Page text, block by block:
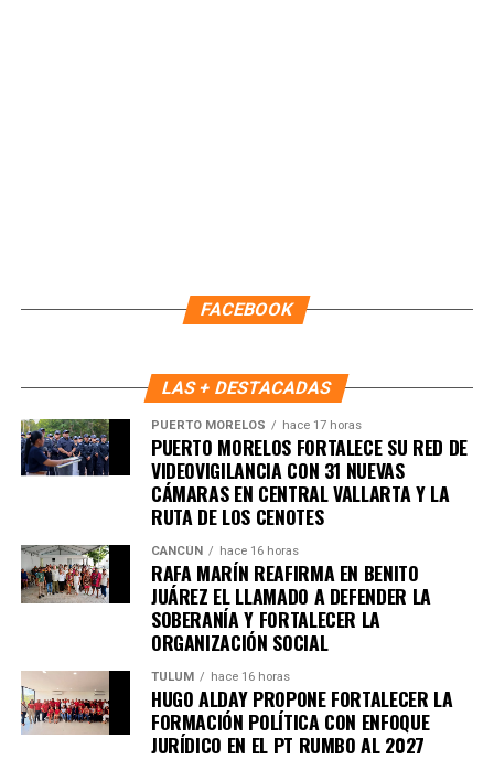
importantes de Quintana Roo directamente
en tu teléfono.
Unirme al canal de WhatsApp
FACEBOOK
LAS + DESTACADAS
PUERTO MORELOS hace 17 horas
PUERTO MORELOS FORTALECE SU RED DE
VIDEOVIGILANCIA CON 31 NUEVAS
CÁMARAS EN CENTRAL VALLARTA Y LA
RUTA DE LOS CENOTES
CANCÚN hace 16 horas
RAFA MARÍN REAFIRMA EN BENITO
JUÁREZ EL LLAMADO A DEFENDER LA
SOBERANÍA Y FORTALECER LA
ORGANIZACIÓN SOCIAL
TULUM hace 16 horas
HUGO ALDAY PROPONE FORTALECER LA
FORMACIÓN POLÍTICA CON ENFOQUE
JURÍDICO EN EL PT RUMBO AL 2027